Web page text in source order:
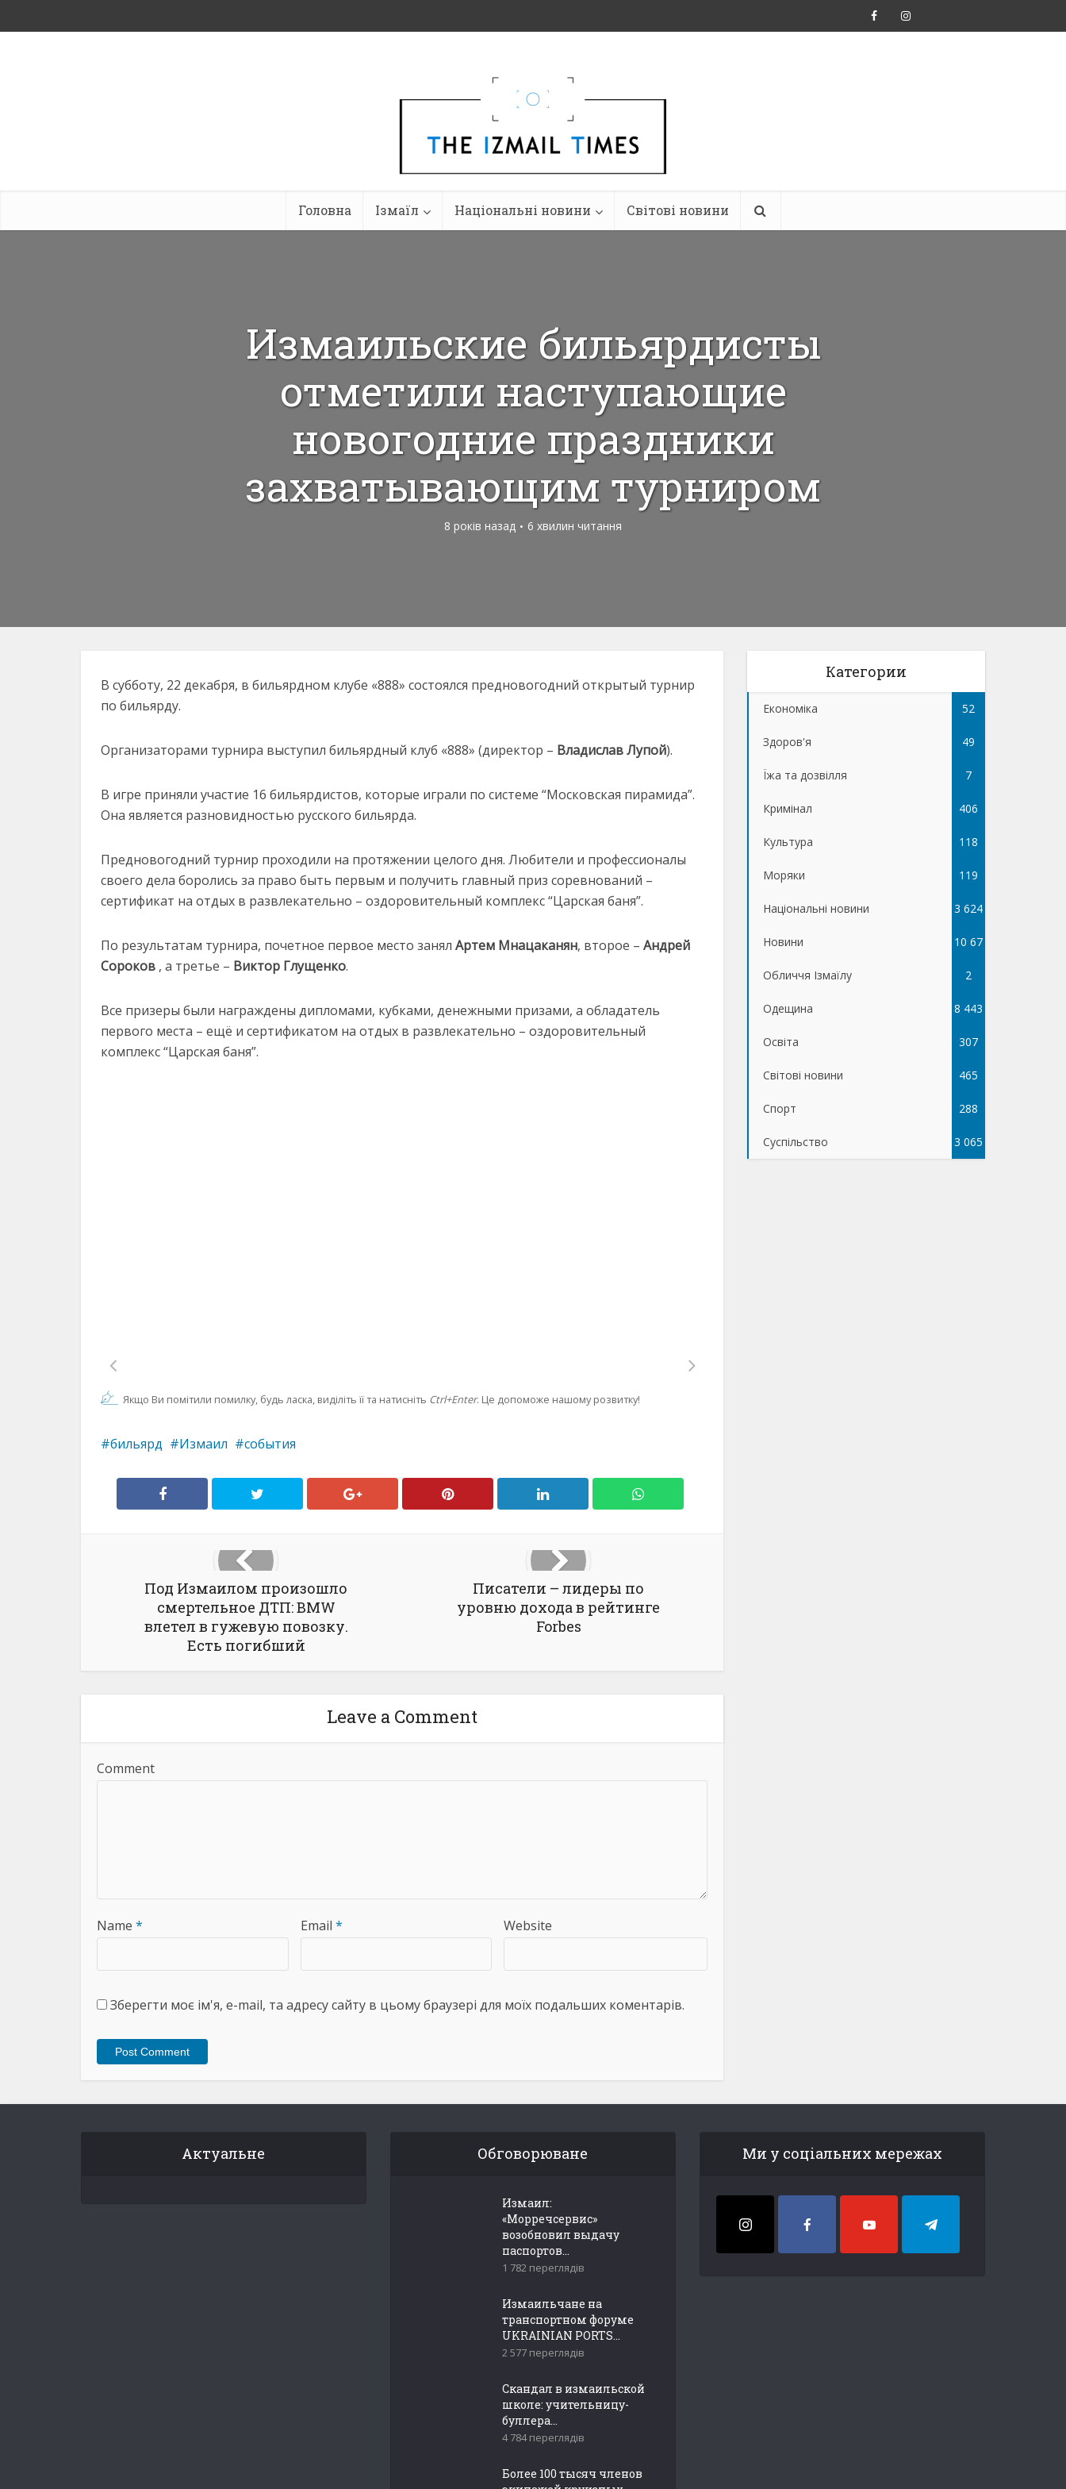
Головна Ізмаїл Національні новини Світові новини
Измаильские бильярдисты
отметили наступающие
новогодние праздники
захватывающим турниром
8 років назад 6 хвилин читання
В субботу, 22 декабря, в бильярдном клубе «888» состоялся предновогодний открытый турнир
по бильярду.
Организаторами турнира выступил бильярдный клуб «888» (директор – Владислав Лупой).
В игре приняли участие 16 бильярдистов, которые играли по системе “Московская пирамида”.
Она является разновидностью русского бильярда.
Предновогодний турнир проходили на протяжении целого дня. Любители и профессионалы
своего дела боролись за право быть первым и получить главный приз соревнований –
сертификат на отдых в развлекательно – оздоровительный комплекс “Царская баня”.
По результатам турнира, почетное первое место занял Артем Мнацаканян, второе – Андрей
Сороков , а третье – Виктор Глущенко.
Все призеры были награждены дипломами, кубками, денежными призами, а обладатель
первого места – ещё и сертификатом на отдых в развлекательно – оздоровительный
комплекс “Царская баня”.
Якщо Ви помітили помилку, будь ласка, виділіть її та натисніть Ctrl+Enter. Це допоможе нашому розвитку!
бильярд Измаил события
Под Измаилом произошло
смертельное ДТП: BMW
влетел в гужевую повозку.
Есть погибший
Писатели – лидеры по
уровню дохода в рейтинге
Forbes
Leave a Comment
Comment
Name * Email * Website
Зберегти моє ім'я, e-mail, та адресу сайту в цьому браузері для моїх подальших коментарів.
Категории
Економіка 52
Здоров'я 49
Їжа та дозвілля 7
Кримінал 406
Культура 118
Моряки 119
Національні новини 3 624
Новини 10 67
5
Обличчя Ізмаїлу 2
Одещина 8 443
Освіта 307
Світові новини 465
Спорт 288
Суспільство 3 065
Актуальне Обговорюване
Измаил:
«Морречсервис»
возобновил выдачу
паспортов...
1 782 переглядів
Измаильчане на
транспортном форуме
UKRAINIAN PORTS...
2 577 переглядів
Скандал в измаильской
школе: учительницу-
буллера...
4 784 переглядів
Более 100 тысяч членов
Ми у соціальних мережах